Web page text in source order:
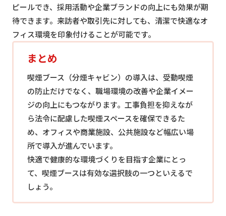
ピールでき、採用活動や企業ブランドの向上にも効果が期
待できます。来訪者や取引先に対しても、清潔で快適なオ
フィス環境を印象付けることが可能です。
まとめ
喫煙ブース（分煙キャビン）の導入は、受動喫煙
の防止だけでなく、職場環境の改善や企業イメー
ジの向上にもつながります。工事負担を抑えなが
ら法令に配慮した喫煙スペースを確保できるた
め、オフィスや商業施設、公共施設など幅広い場
所で導入が進んでいます。
快適で健康的な環境づくりを目指す企業にとっ
て、喫煙ブースは有効な選択肢の一つといえるで
しょう。